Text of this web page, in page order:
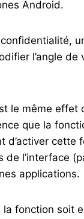
Android.
l’angle
le même
que la
d’activer
l’interface
applications.
fonction soit